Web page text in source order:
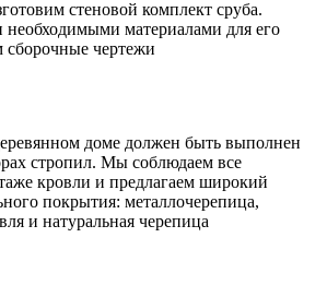
стеновой комплект сруба.
необходимыми материалами для его
сборочные чертежи
доме должен быть выполнен
стропил. Мы соблюдаем все
кровли и предлагаем широкий
покрытия: металлочерепица,
и натуральная черепица